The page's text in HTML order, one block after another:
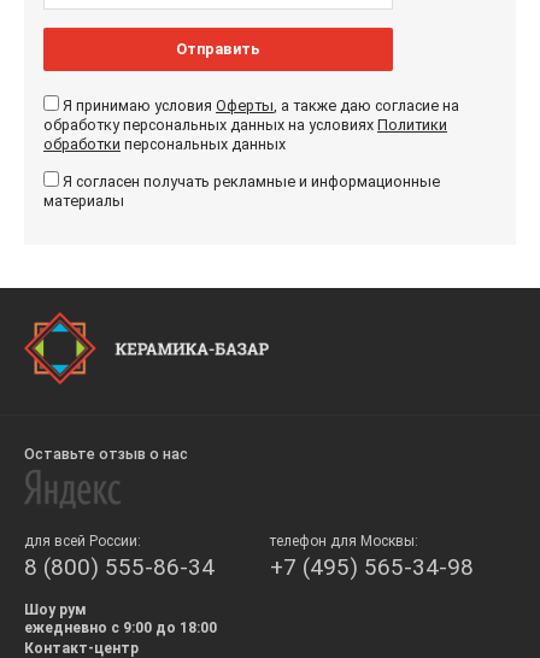
Отправить
Я принимаю условия Оферты, а также даю согласие на
обработку персональных данных на условиях Политики
обработки персональных данных
Я согласен получать рекламные и информационные
материалы
Оставьте отзыв о нас
для всей России:
8 (800) 555-86-34
телефон для Москвы:
+7 (495) 565-34-98
Шоу рум
ежедневно с 9:00 до 18:00
Контакт-центр